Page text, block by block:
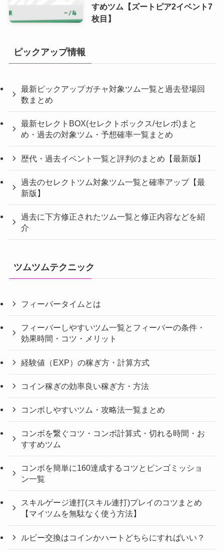
すめツム【ズートピア2イベント7
枚目】
ピックアップ情報
最新ピックアップガチャ対象ツム一覧と過去登場回
数まとめ
最新セレクトBOX(セレクトボックス/セレボ)まと
め・過去の対象ツム・予想確率一覧まとめ
歴代・過去イベント一覧と評判のまとめ【最新版】
過去のセレクトツム対象ツム一覧と確率アップ【最
新版】
過去に下方修正されたツム一覧と修正内容などを紹
介
ツムツムテクニック
フィーバータイムとは
フィーバーしやすいツム一覧とフィーバーの条件・
効果時間・コツ・メリット
経験値（EXP）の稼ぎ方・計算方式
コイン稼ぎの効率良い稼ぎ方・方法
コンボしやすいツム・攻略法一覧まとめ
コンボを繋ぐコツ・コンボ計算式・切れる時間・お
すすめツム
コンボを簡単に160達成するコツとビンゴミッショ
ン一覧
スキルゲージ連打(スキル連打)プレイのコツまとめ
【マイツムを無駄なく使う方法】
ルビー交換はコインかハートどちらにすればいい？